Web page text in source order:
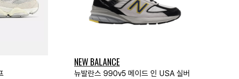
NEW BALANCE
뉴발란스 990v5 메이드 인 USA 실버